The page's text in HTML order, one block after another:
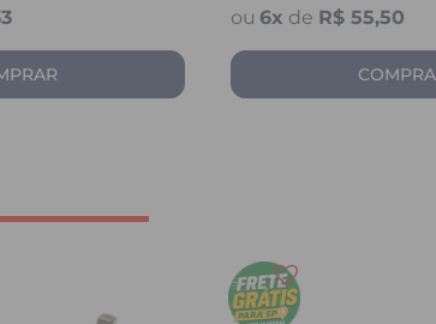
6x de R$ 55,50